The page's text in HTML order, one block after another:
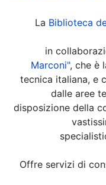
La Biblioteca
in
Marconi", che è
tecnica italiana, e
dalle aree
disposizione della
Offre servizi di